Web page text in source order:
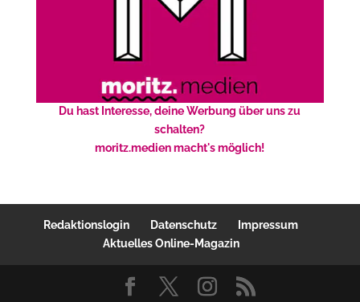
Du hast Interesse, deine Werbung über uns zu
schalten?
moritz.medien macht's möglich!
Redaktionslogin Datenschutz
Impressum
Aktuelles Online-Magazin